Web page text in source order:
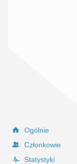
Ogólnie
Członkowie
Statystyki